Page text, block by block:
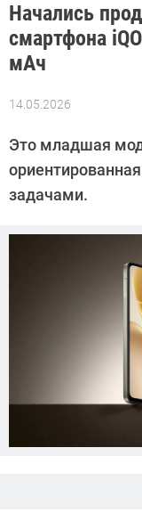
Начались
смартфона
мАч
14.05.2026
Автор:
Это младшая
задачами.